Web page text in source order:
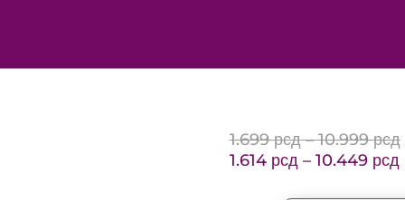
1.699рсд – 10.999рсд
1.614 рсд – 10.449 рсд